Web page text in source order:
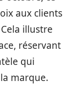
aux clients
illustre
réservant
qui
marque.